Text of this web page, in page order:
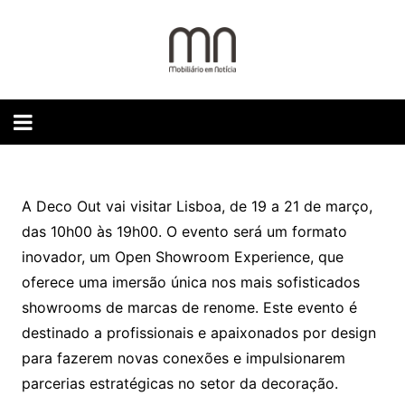
A Deco Out vai visitar Lisboa, de 19 a 21 de março,
das 10h00 às 19h00. O evento será um formato
inovador, um Open Showroom Experience, que
oferece uma imersão única nos mais sofisticados
showrooms de marcas de renome. Este evento é
destinado a profissionais e apaixonados por design
para fazerem novas conexões e impulsionarem
parcerias estratégicas no setor da decoração.